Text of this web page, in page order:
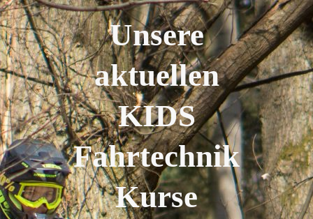
Unsere
aktuellen
KIDS
Fahrtechnik
Kurse